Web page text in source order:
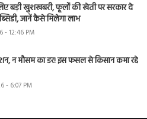
बड़ी खुशखबरी, फूलों की खेती पर सरकार दे
जानें कैसे मिलेगा लाभ
- 12:46 PM
न मौसम का डर! इस फसल से किसान कमा रहे
- 6:07 PM